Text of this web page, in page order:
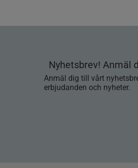
Nyhetsbrev! Anmäl
Anmäl dig till vårt
erbjudanden och nyheter.